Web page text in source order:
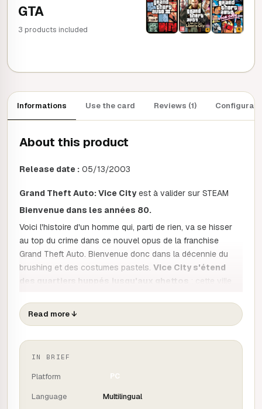
GTA
3 products included
Informations Use the card Reviews (1)
About this product
Release date : 05/13/2003
Grand Theft Auto: Vice Cityest à valider sur STEAM
Bienvenue dans les années 80.
Voici l'histoire d'un homme qui, parti de rien, va se hisser
au top du crime dans ce nouvel opus de la franchise
Grand Theft Auto. Bienvenue donc dans la décennie du
brushing et des costumes pastels. Vice City s'étend
des quartiers huppés jusqu'aux ghettos
: cette ville
précis ainsi qu'une histoire non linéaire forment une
combinaison qui, si vous la maîtrisez, vous fera parvenir
Read more↓
IN BRIEF
Platform PC
Language
Multilingual